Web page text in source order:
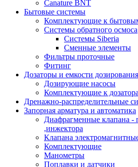
Сanature BNT
Бытовые системы
Комплектующие к
Системы обратного осмоса
Системы Siberia
Сменные элементы
Фильтры проточные
Фитинг
Дозаторы и емкости дозирования
Дозирующие насосы
Комплектующие к
Дренажно-распределительные
Запорная арматура и автоматика
Диафрагменные клапана -
,инжектора
Клапана
Комплектующие
Манометры
Поплавки и датчики